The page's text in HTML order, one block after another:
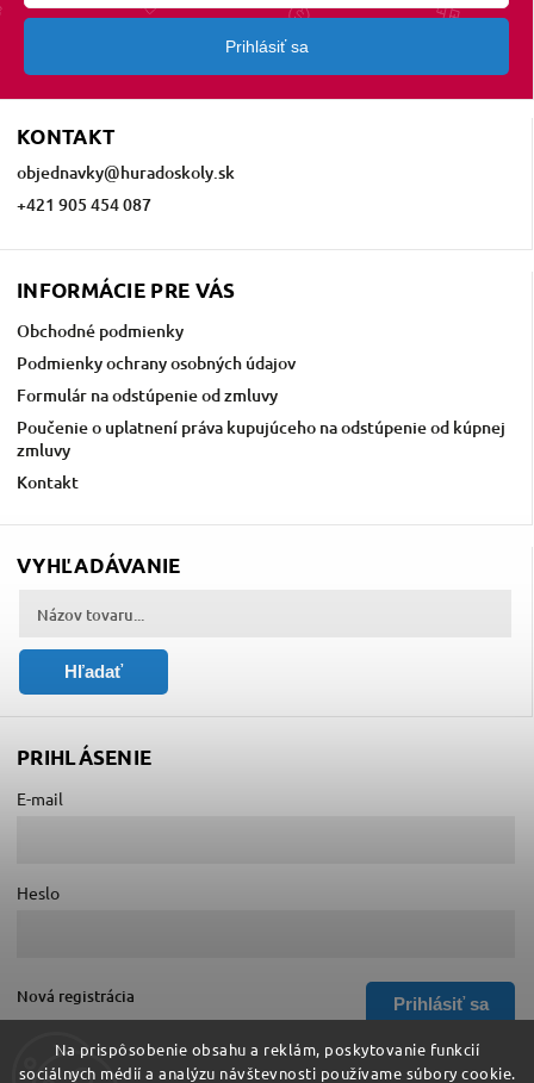
Na prispôsobenie obsahu a reklám, poskytovanie funkcií
sociálnych médií a analýzu návštevnosti používame súbory cookie.
KONTAKT
objednavky@huradoskoly.sk
+421 905 454 087
INFORMÁCIE PRE VÁS
Obchodné podmienky
Podmienky ochrany osobných údajov
Formulár na odstúpenie od zmluvy
Poučenie o uplatnení práva kupujúceho na odstúpenie od kúpnej
zmluvy
Kontakt
Prihlásiť sa
VYHĽADÁVANIE
Hľadať
PRIHLÁSENIE
E-mail
Heslo
Prihlásiť sa
Nová registrácia
Zabudnuté heslo